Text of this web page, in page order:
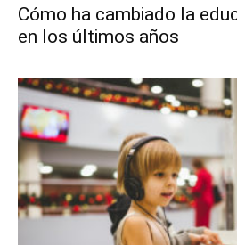
Cómo ha cambiado la
en los últimos años